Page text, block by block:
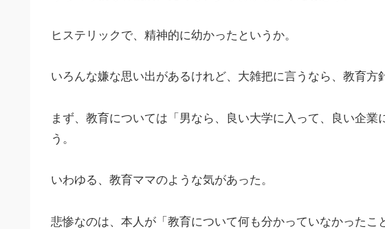
ヒステリックで、精神的に幼かったというか。
いろんな嫌な思い出があるけれど、大雑把に言うなら、教育方
まず、教育については「男なら、良い大学に入って、良い企
う。
いわゆる、教育ママのような気があった。
悲惨なのは、本人が「教育について何も分かっていなかったこ